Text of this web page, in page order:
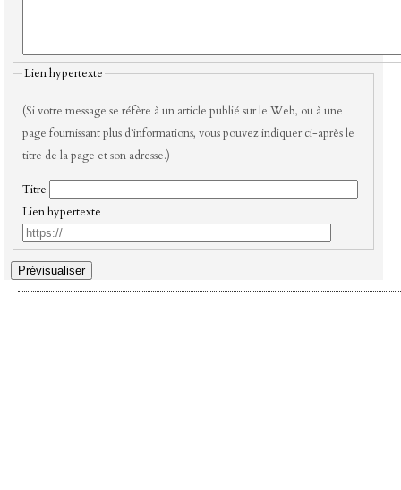
Lien hypertexte
(Si votre message se réfère à un article publié sur le Web, ou à une
page fournissant plus d’informations, vous pouvez indiquer ci-après le
titre de la page et son adresse.)
Titre
Lien hypertexte